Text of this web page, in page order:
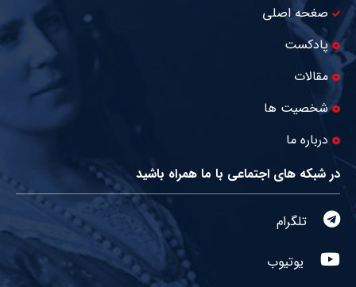
صغحه اصلی
پادکست
مقالات
شخصیت ها
درباره ما
در شبکه های اجتماعی با ما همراه باشید
تلگرام
یوتیوب